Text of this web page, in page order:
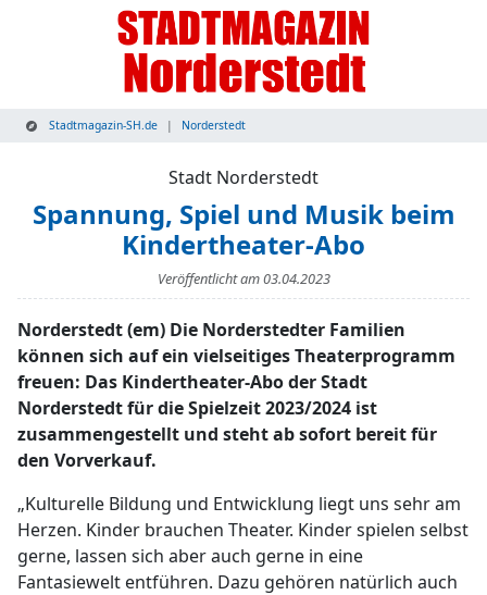
Stadtmagazin-SH.de Norderstedt
Stadt Norderstedt
Spannung, Spiel und Musik beim
Kindertheater-Abo
Veröffentlicht am03.04.2023
Norderstedt (em) Die Norderstedter Familien
können sich auf ein vielseitiges Theaterprogramm
freuen: Das Kindertheater-Abo der Stadt
Norderstedt für die Spielzeit 2023/2024 ist
zusammengestellt und steht ab sofort bereit für
den Vorverkauf.
„Kulturelle Bildung und Entwicklung liegt uns sehr am
Herzen. Kinder brauchen Theater. Kinder spielen selbst
gerne, lassen sich aber auch gerne in eine
Fantasiewelt entführen. Dazu gehören natürlich auch